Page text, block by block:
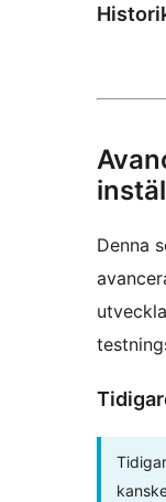
Denna